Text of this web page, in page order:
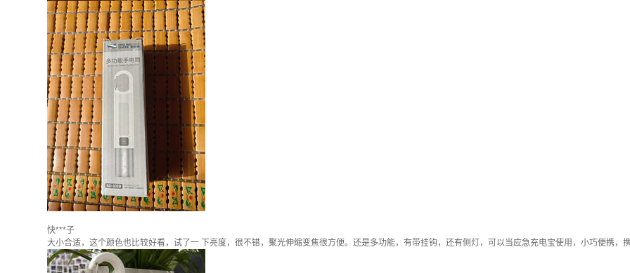
快***子
大小合适，这个颜色也比较好看，试了一 下亮度，很不错，聚光伸缩变焦很方便。还是多功能，有带挂钩，还有侧灯，可以当应急充电宝使用，小巧便携，